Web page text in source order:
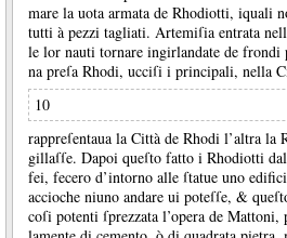
mare la uota armata de Rhodiotti, iquali
tutti à pezzi tagliati. Artemiſia entrata
le lor nauti tornare ingirlandate de frondi
na preſa Rhodi, ucciſi i principali, nella
10
rappreſentaua la Città de Rhodi l’altra
gillaſſe. Dapoi queſto fatto i Rhodiotti
fei, fecero d’intorno alle ſtatue uno
accioche niuno andare ui poteſſe, &
coſi potenti ſprezzata l’opera de